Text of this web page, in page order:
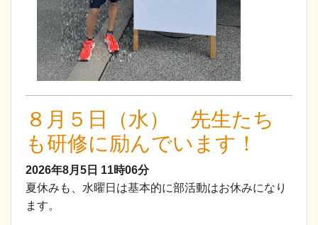
８月５日（水） 先生たち
も研修に励んでいます！
2026年8月5日 11時06分
夏休みも、水曜日は基本的に部活動はお休みになり
ます。